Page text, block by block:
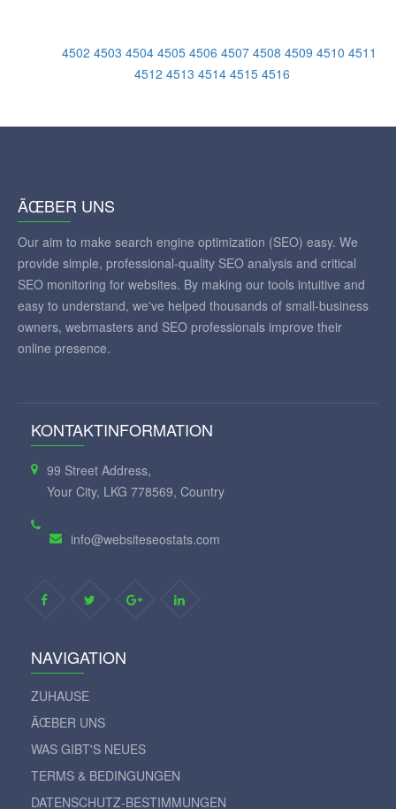
4502 4503 4504 4505 4506 4507 4508 4509 4510 4511
4512 4513 4514 4515 4516
ÃŒBER UNS
Our aim to make search engine optimization (SEO) easy. We
provide simple, professional-quality SEO analysis and critical
SEO monitoring for websites. By making our tools intuitive and
easy to understand, we've helped thousands of small-business
owners, webmasters and SEO professionals improve their
online presence.
KONTAKTINFORMATION
99 Street Address,
Your City, LKG 778569, Country
info@websiteseostats.com
NAVIGATION
ZUHAUSE
ÃŒBER UNS
WAS GIBT'S NEUES
TERMS & BEDINGUNGEN
DATENSCHUTZ-BESTIMMUNGEN